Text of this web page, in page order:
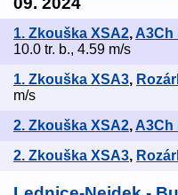
1. Zkouška XSA2, A3Ch
10.0 tr. b., 4.59 m/s
1. Zkouška XSA3,
m/s
2. Zkouška XSA2, A3Ch
2. Zkouška XSA3,